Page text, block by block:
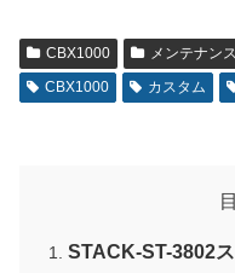
CBX1000 メンテナンス
CBX1000
カスタム
STACK-ST-3802